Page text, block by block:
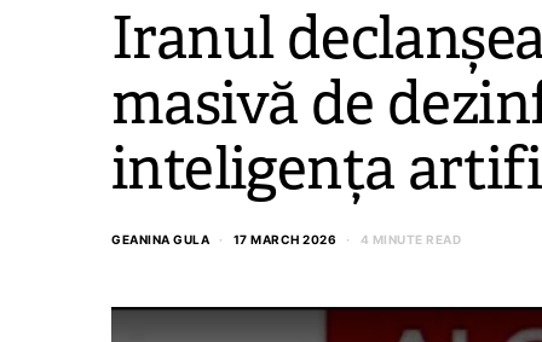
Iranul
masivă de
inteligența
GEANINA GULA 17 MARCH 2026 4 MINUTE READ